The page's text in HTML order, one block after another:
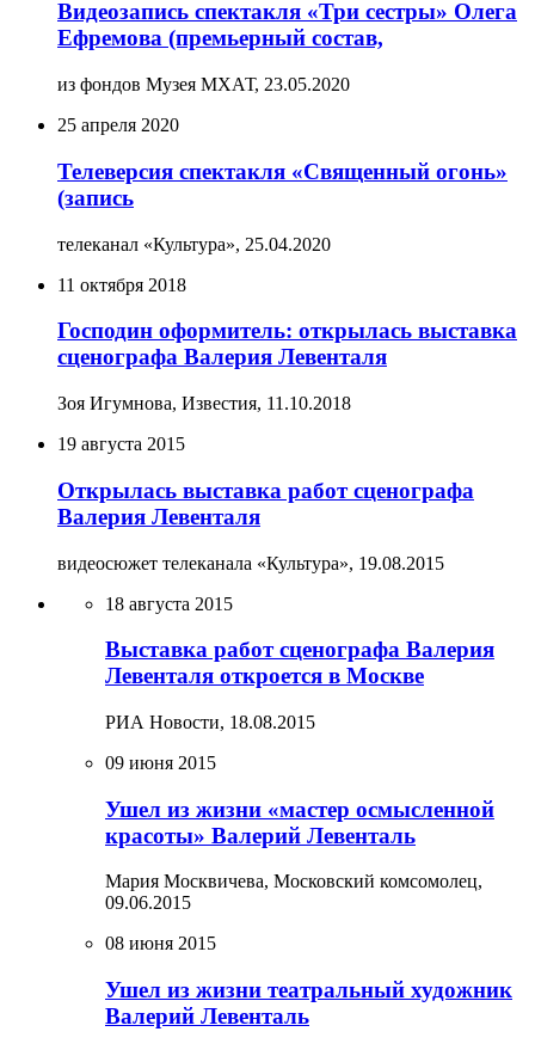
Видеозапись спектакля «Три сестры» Олега
Ефремова (премьерный состав,
из фондов Музея МХАТ, 23.05.2020
25 апреля 2020
Телеверсия спектакля «Священный огонь»
(запись
телеканал «Культура», 25.04.2020
11 октября 2018
Господин оформитель: открылась выставка
сценографа Валерия Левенталя
Зоя Игумнова, Известия, 11.10.2018
19 августа 2015
Открылась выставка работ сценографа
Валерия Левенталя
видеосюжет телеканала «Культура», 19.08.2015
18 августа 2015
Выставка работ сценографа Валерия
Левенталя откроется в Москве
РИА Новости, 18.08.2015
09 июня 2015
Ушел из жизни «мастер осмысленной
красоты» Валерий Левенталь
Мария Москвичева, Московский комсомолец,
09.06.2015
08 июня 2015
Ушел из жизни театральный художник
Валерий Левенталь